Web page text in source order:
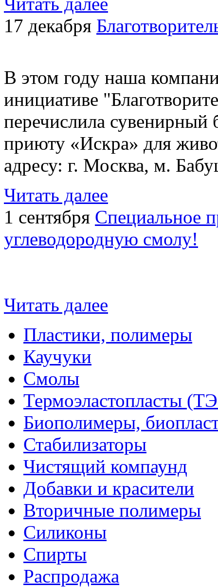
17 декабря
В этом году наша
инициативе
перечислила
приюту «Искра» для
адресу: г. Москва, м.
Читать далее
1 сентября Специальное
углеводородную смолу!
Читать далее
Пластики, полимеры
Каучуки
Смолы
Термоэластопласты
Биополимеры,
Стабилизаторы
Чистящий компаунд
Добавки и красители
Вторичные полимеры
Силиконы
Спирты
Распродажа